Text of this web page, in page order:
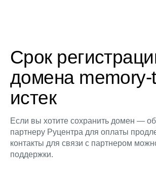
Срок
домена memory-
истек
Если вы хотите сохранить домен —
партнеру Руцентра для оплаты
контакты для связи с партнером
поддержки.